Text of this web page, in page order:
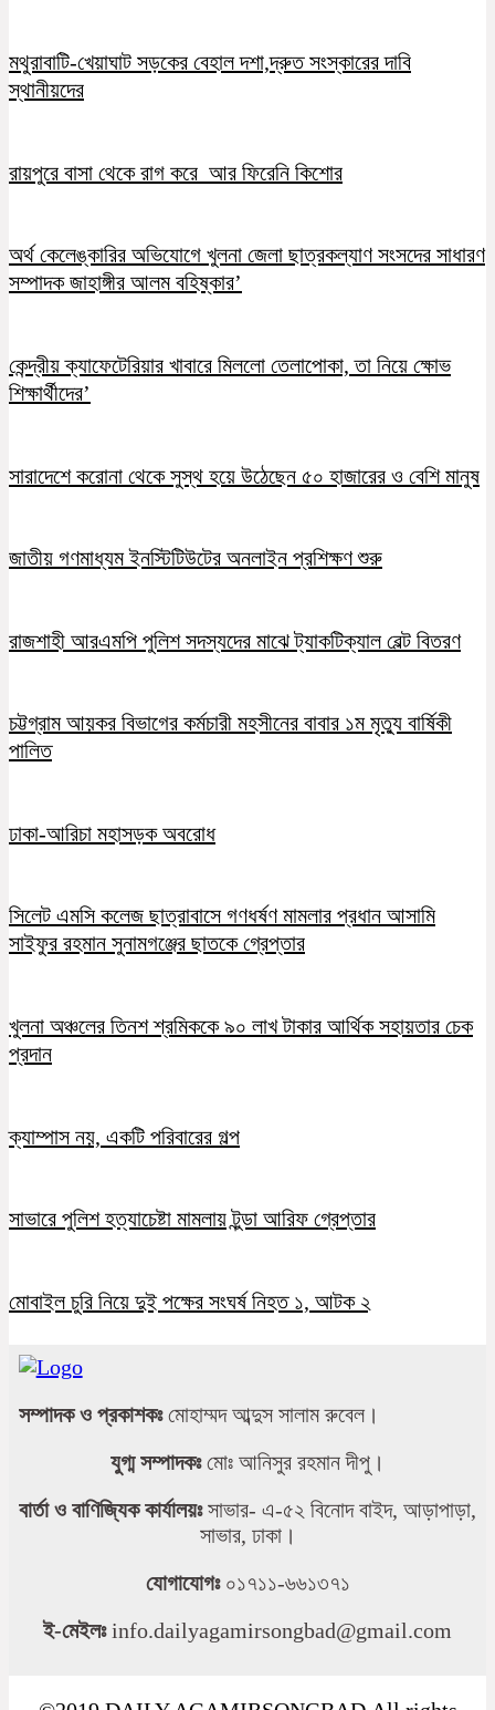
মথুরাবাটি-খেয়াঘাট সড়কের বেহাল দশা,দ্রুত সংস্কারের দাবি
স্থানীয়দের
রায়পুরে বাসা থেকে রাগ করে আর ফিরেনি কিশোর
অর্থ কেলেঙ্কারির অভিযোগে খুলনা জেলা ছাত্রকল্যাণ সংসদের সাধারণ
সম্পাদক জাহাঙ্গীর আলম বহিষ্কার’
কেন্দ্রীয় ক্যাফেটেরিয়ার খাবারে মিললো তেলাপোকা, তা নিয়ে ক্ষোভ
শিক্ষার্থীদের’
সারাদেশে করোনা থেকে সুস্থ হয়ে উঠেছেন ৫০ হাজারের ও বেশি মানুষ
জাতীয় গণমাধ্যম ইনস্টিটিউটের অনলাইন প্রশিক্ষণ শুরু
রাজশাহী আরএমপি পুলিশ সদস্যদের মাঝে ট্যাকটিক্যাল বেল্ট বিতরণ
চট্টগ্রাম আয়কর বিভাগের কর্মচারী মহসীনের বাবার ১ম মৃত্যু বার্ষিকী
পালিত
ঢাকা-আরিচা মহাসড়ক অবরোধ
সিলেট এমসি কলেজ ছাত্রাবাসে গণধর্ষণ মামলার প্রধান আসামি
সাইফুর রহমান সুনামগঞ্জের ছাতকে গ্রেপ্তার
খুলনা অঞ্চলের তিনশ শ্রমিককে ৯০ লাখ টাকার আর্থিক সহায়তার চেক
প্রদান
ক্যাম্পাস নয়, একটি পরিবারের গল্প
সাভারে পুলিশ হত্যাচেষ্টা মামলায় টুন্ডা আরিফ গ্রেপ্তার
মোবাইল চুরি নিয়ে দুই পক্ষের সংঘর্ষ নিহত ১, আটক ২
সম্পাদক ও প্রকাশকঃমোহাম্মদ আব্দুস সালাম রুবেল।
যুগ্ম সম্পাদকঃমোঃ আনিসুর রহমান দীপু।
বার্তা ও বাণিজ্যিক কার্যালয়ঃসাভার- এ-৫২ বিনোদ বাইদ, আড়াপাড়া,
সাভার, ঢাকা।
যোগাযোগঃ০১৭১১-৬৬১৩৭১
ই-মেইলঃinfo.dailyagamirsongbad@gmail.com